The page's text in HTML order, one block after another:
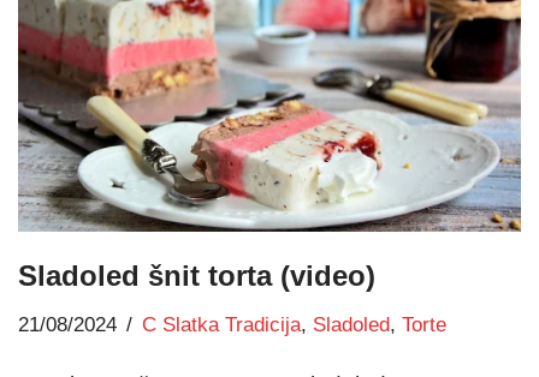
Sladoled šnit torta (video)
21/08/2024 C Slatka Tradicija, Sladoled, Torte